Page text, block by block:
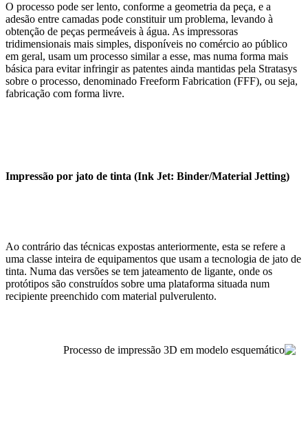
O processo pode ser lento, conforme a geometria da peça, e a
adesão entre camadas pode constituir um problema, levando à
obtenção de peças permeáveis à água. As impressoras
tridimensionais mais simples, disponíveis no comércio ao público
em geral, usam um processo similar a esse, mas numa forma mais
básica para evitar infringir as patentes ainda mantidas pela Stratasys
sobre o processo, denominado Freeform Fabrication (FFF), ou seja,
fabricação com forma livre.
Impressão por jato de tinta (Ink Jet: Binder/Material Jetting)
Ao contrário das técnicas expostas anteriormente, esta se refere a
uma classe inteira de equipamentos que usam a tecnologia de jato de
tinta. Numa das versões se tem jateamento de ligante, onde os
protótipos são construídos sobre uma plataforma situada num
recipiente preenchido com material pulverulento.